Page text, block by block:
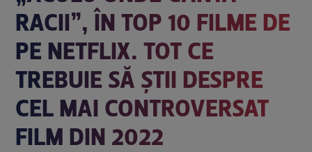
RACII”, ÎN TOP 10 FILME DE
PE NETFLIX. TOT CE
TREBUIE SĂ ȘTII DESPRE
CEL MAI CONTROVERSAT
FILM DIN 2022